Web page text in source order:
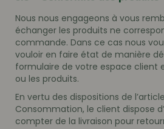
Nous nous engageons à vous
échanger les produits ne
commande. Dans ce cas nous
vouloir en faire état de manière
formulaire de votre espace client
ou les produits.
En vertu des dispositions de l’article
Consommation, le client dispose
compter de la livraison pour